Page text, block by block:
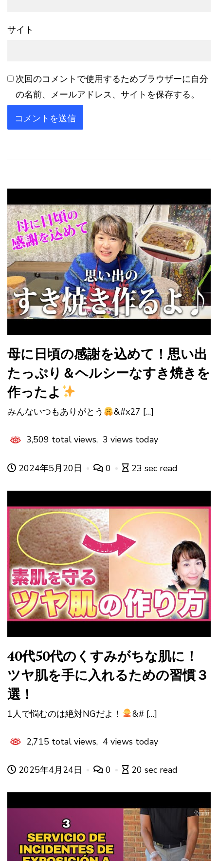
サイト
次回のコメントで使用するためブラウザーに自分
の名前、メールアドレス、サイトを保存する。
母に日頃の感謝を込めて！思い出
たっぷり＆ヘルシーなすき焼きを
作ったよ
みんないつもありがとう &#x27 […]
3,509 total views, 3 views today
2024年5月20日 0 23 sec read
40代50代のくすみがちな肌に！
ツヤ肌を手に入れるための習慣３
選！
1人で悩むのは絶対NGだよ！ &# […]
2,715 total views, 4 views today
2025年4月24日 0 20 sec read